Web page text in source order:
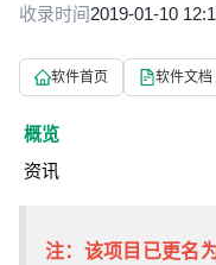
收录时间2019-01-10
软件首页 软件文档
概览
资讯
注：该项目已更名